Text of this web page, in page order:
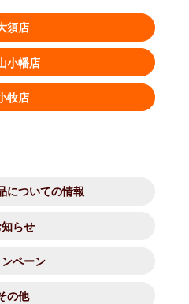
須店
小幡店
牧店
についての情報
知らせ
ペーン
の他